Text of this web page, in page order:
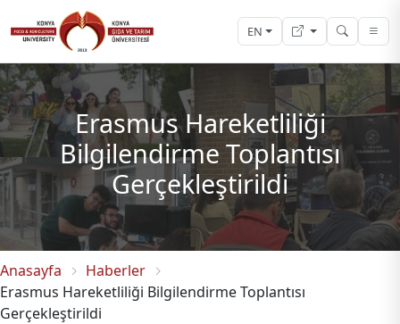
EN
Erasmus Hareketliliği
Bilgilendirme Toplantısı
Gerçekleştirildi
Anasayfa
Haberler
Erasmus Hareketliliği Bilgilendirme Toplantısı
Gerçekleştirildi